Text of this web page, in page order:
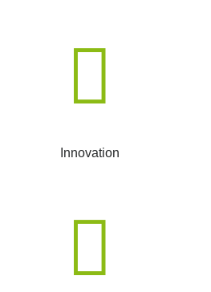
Innovation